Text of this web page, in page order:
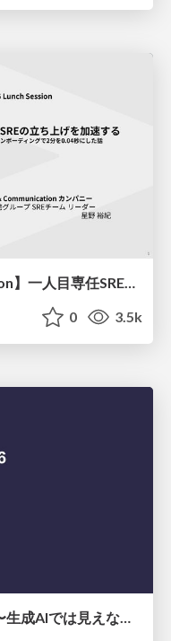
【SRE NEXT 2026 Lunch Session】一人目専任SREの立ち上げを加速する ― AIと進めたオンボーディングで2分を0.04秒にした話
0 3.5k